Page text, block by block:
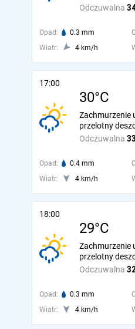
Odczuwalna
Opad: 0.3 mm
Wiatr:
4 km/h
17:00
30°C
Odczuwalna
Zachmurzenie
przelotny
Opad: 0.4 mm
Wiatr:
4 km/h
18:00
29°C
Odczuwalna
Zachmurzenie
przelotny
Opad: 0.3 mm
Wiatr:
4 km/h